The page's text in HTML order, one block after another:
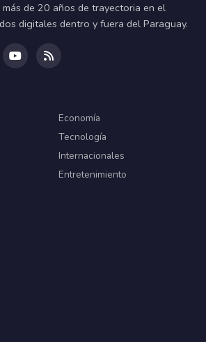
de 20 años de trayectoria en el
digitales dentro y fuera del Paraguay.
Economía
Tecnología
Internacionales
Entretenimiento